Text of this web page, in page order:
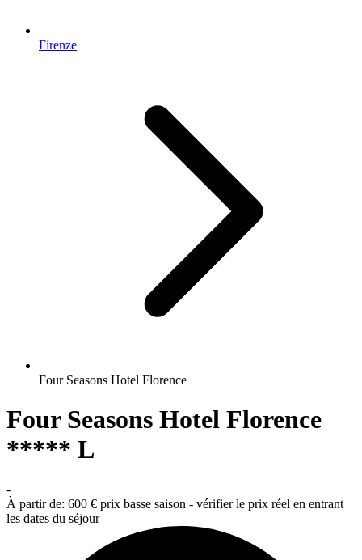
Firenze
Four Seasons Hotel Florence
Four Seasons Hotel Florence
***** L
-
À partir de: 600 € prix basse saison - vérifier le prix réel en entrant
les dates du séjour